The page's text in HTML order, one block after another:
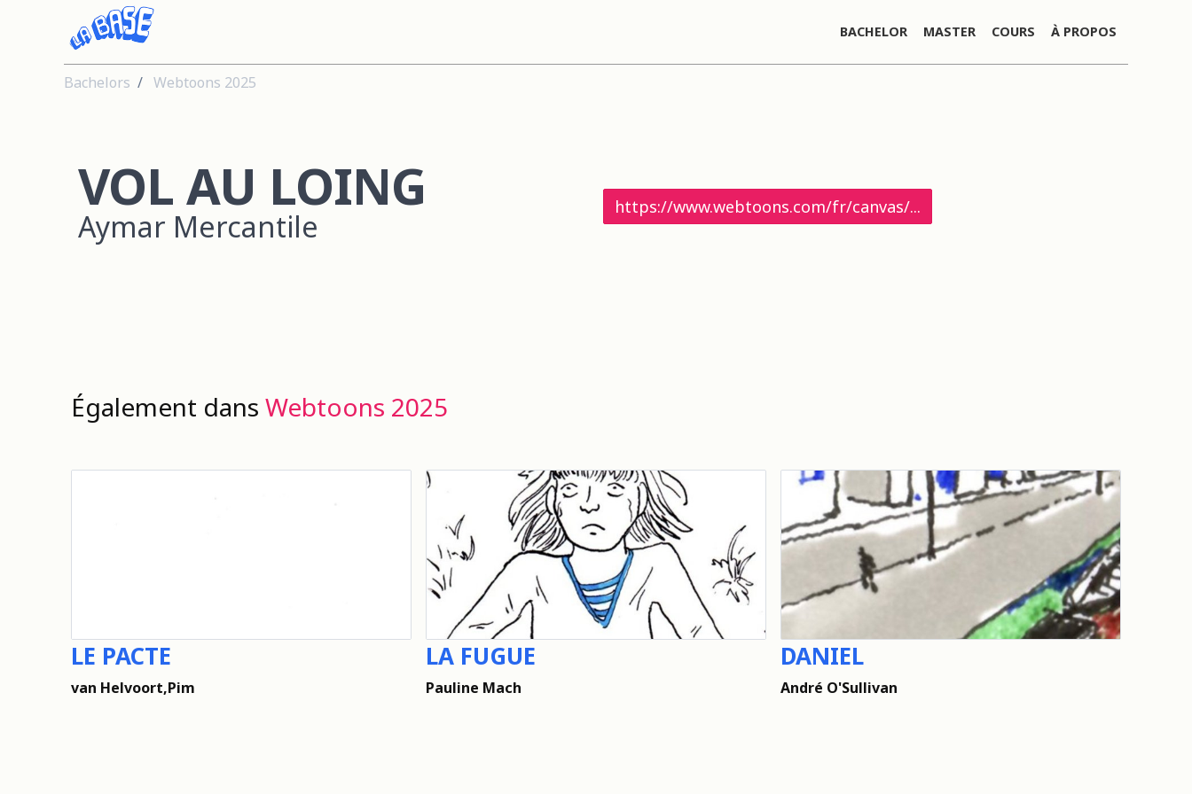
BACHELOR MASTER COURS À PROPOS
Bachelors Webtoons 2025
VOL AU LOING
Aymar Mercantile
https://www.webtoons.com/fr/canvas/...
Également dans Webtoons 2025
LE PACTE
van Helvoort,Pim
LA FUGUE
Pauline Mach
DANIEL
André O'Sullivan